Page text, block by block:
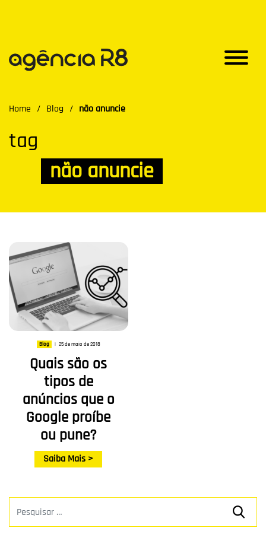
Home / Blog / não anuncie
tag
não anuncie
Blog | 25 de maio de 2018
Quais são os
tipos de
anúncios que o
Google proíbe
ou pune?
Saiba Mais >